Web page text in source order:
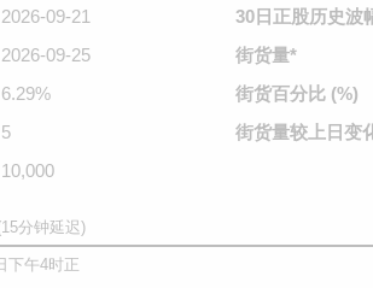
2026-09-21
2026-09-25
6.29%
5
10,000
30日正股历史波
街货量*
街货百分比 (%)
街货量较 上日变
分钟延迟)
下午4时正